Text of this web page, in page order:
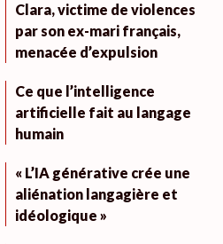
Clara, victime de violences
par son ex-mari français,
menacée d’expulsion
Ce que l’intelligence
artificielle fait au langage
humain
« L’IA générative crée une
aliénation langagière et
idéologique »